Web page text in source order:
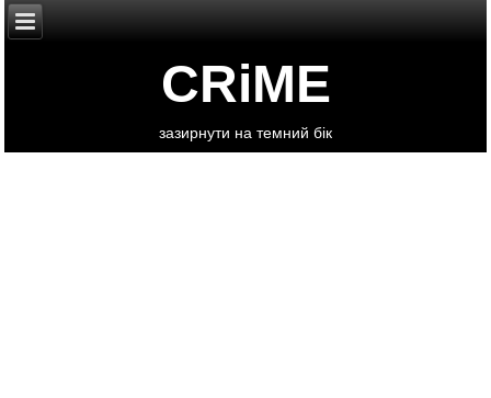
CRiME
зазирнути на темний бік